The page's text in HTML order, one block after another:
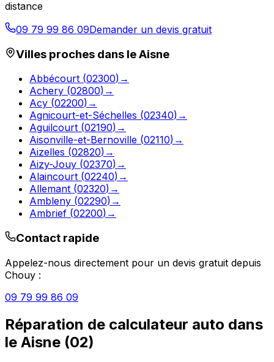
distance
09 79 99 86 09Demander un devis gratuit
Villes proches dans leAisne
Abbécourt (02300) →
Achery (02800) →
Acy (02200) →
Agnicourt-et-Séchelles (02340) →
Aguilcourt (02190) →
Aisonville-et-Bernoville (02110) →
Aizelles (02820) →
Aizy-Jouy (02370) →
Alaincourt (02240) →
Allemant (02320) →
Ambleny (02290) →
Ambrief (02200) →
Contact rapide
Appelez-nous directement pour un devis gratuit depuis
Chouy :
09 79 99 86 09
Réparation de calculateur auto dans
le Aisne (02)